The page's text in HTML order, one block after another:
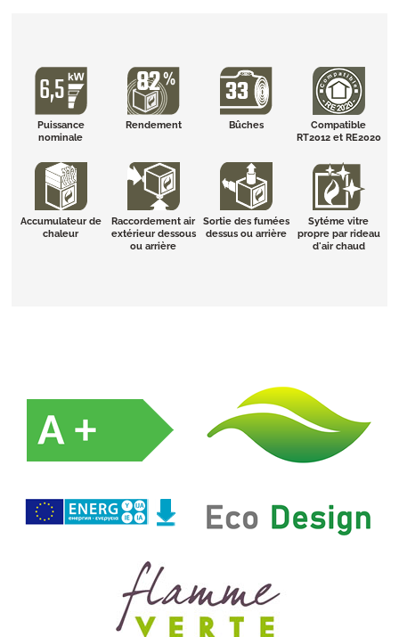
Puissance
nominale
Rendement Bûches
Compatible
RT2012 et RE2020
Accumulateur de
chaleur
Raccordement air
extérieur dessous
ou arrière
Sortie des fumées
dessus ou arrière
Sytéme vitre
propre par rideau
d'air chaud